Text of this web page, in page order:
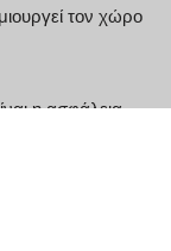
τον χώρο
η ασφάλεια —